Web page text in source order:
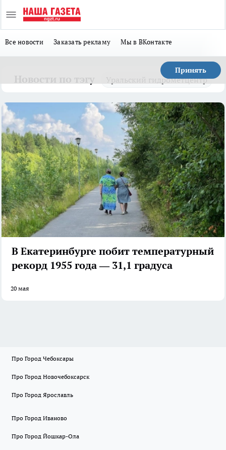
Все новости Заказать рекламу Мы в ВКонтакте
Принять
Уральский гидрометцентр
В Екатеринбурге побит температурный
рекорд 1955 года — 31,1 градуса
20 мая
Про Город Чебоксары
Про Город Новочебоксарск
Про Город Ярославль
Про Город Иваново
Про Город Йошкар-Ола